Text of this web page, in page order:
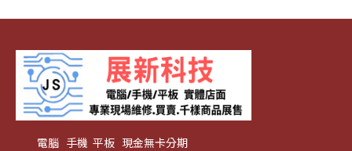
電腦 手機 平板 現金無卡分期